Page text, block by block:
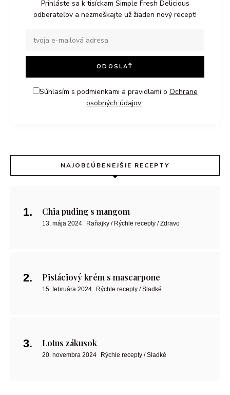
Prihláste sa k tisíckam Simple Fresh Delicious
odberateľov a nezmeškajte už žiaden nový recept!
Súhlasím s podmienkami a pravidlami o Ochrane
osobných údajov..
NAJOBĽÚBENEJŠIE RECEPTY
Chia puding s mangom
13. mája 2024 Raňajky / Rýchle recepty / Zdravo
Pistáciový krém s mascarpone
15. februára 2024 Rýchle recepty / Sladké
Lotus zákusok
20. novembra 2024 Rýchle recepty / Sladké